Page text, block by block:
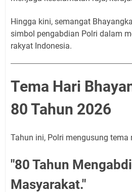
Hingga kini, semangat
simbol pengabdian Polri dalam
rakyat Indonesia.
Tema Hari
80 Tahun 2026
Tahun ini, Polri mengusung tema
"80 Tahun
Masyarakat."